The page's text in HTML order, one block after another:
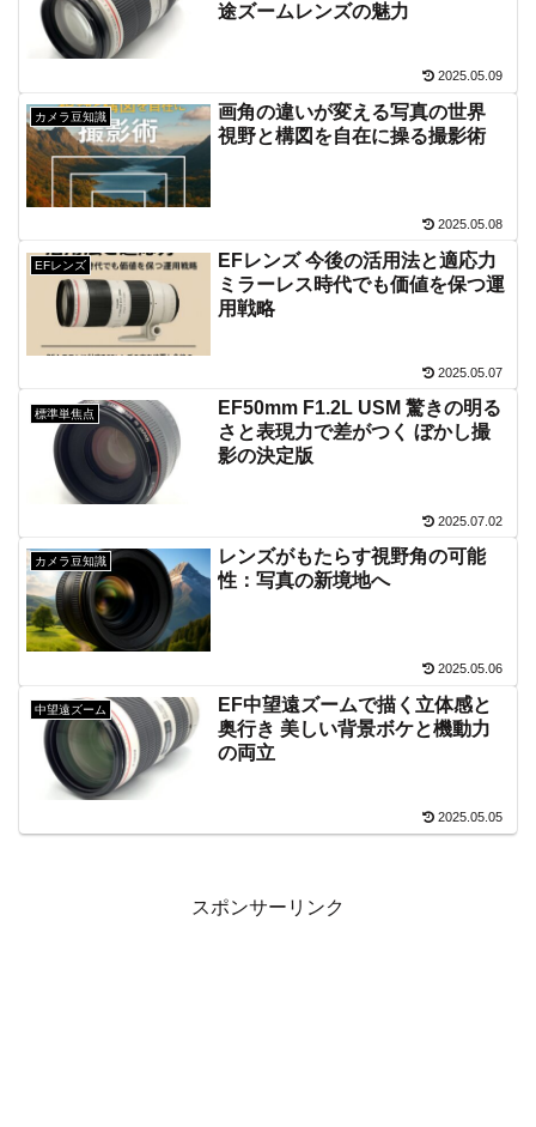
途ズームレンズの魅力
2025.05.09
カメラ豆知識
画角の違いが変える写真の世界
視野と構図を自在に操る撮影術
2025.05.08
EFレンズ
EFレンズ 今後の活用法と適応力
ミラーレス時代でも価値を保つ運
用戦略
2025.05.07
標準単焦点
EF50mm F1.2L USM 驚きの明る
さと表現力で差がつく ぼかし撮
影の決定版
2025.07.02
カメラ豆知識
レンズがもたらす視野角の可能
性：写真の新境地へ
2025.05.06
中望遠ズーム
EF中望遠ズームで描く立体感と
奥行き 美しい背景ボケと機動力
の両立
2025.05.05
スポンサーリンク